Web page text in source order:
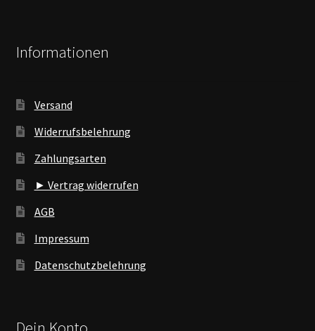
Informationen
Versand
Widerrufsbelehrung
Zahlungsarten
► Vertrag widerrufen
AGB
Impressum
Datenschutzbelehrung